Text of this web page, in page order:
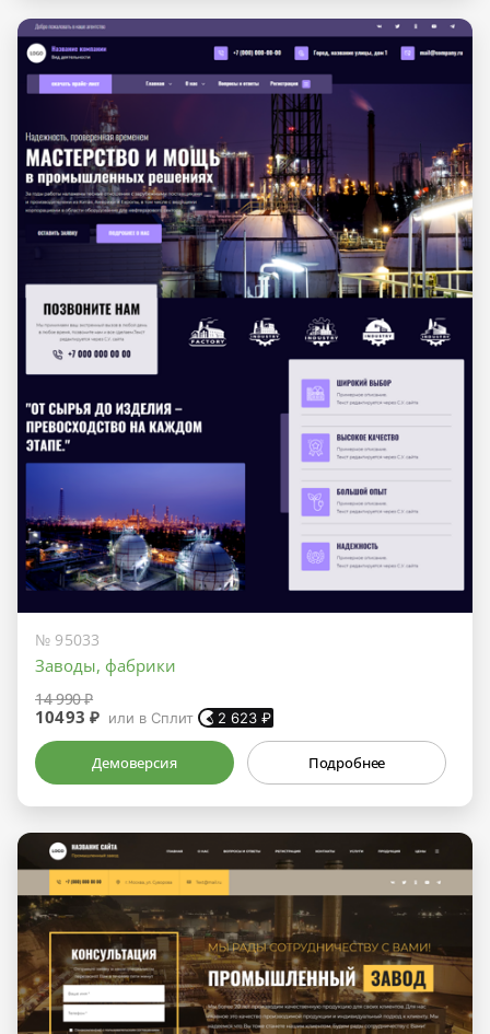
№ 95033
Заводы, фабрики
14 990 ₽
10493 ₽ или в Сплит 2 623 ₽
Демоверсия Подробнее